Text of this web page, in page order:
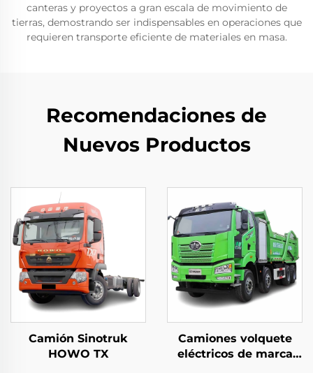
canteras y proyectos a gran escala de movimiento de
tierras, demostrando ser indispensables en operaciones que
requieren transporte eficiente de materiales en masa.
Recomendaciones de
Nuevos Productos
Camión Sinotruk
HOWO TX
Camiones volquete
eléctricos de marca